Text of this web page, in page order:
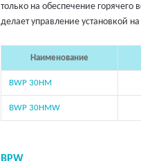
только на обеспечение
делает управление установкой
Наименование
BWP 30HM
BWP 30HMW